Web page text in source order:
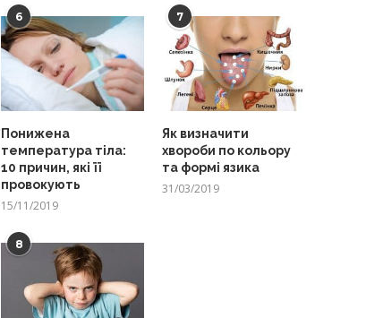
6
Понижена
температура тіла:
10 причин, які її
провокують
15/11/2019
7
Як визначити
хвороби по кольору
та формі язика
31/03/2019
8